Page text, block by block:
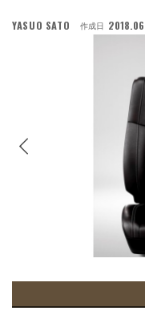
YASUO SATO 作成日